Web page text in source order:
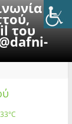
με
του
33°C